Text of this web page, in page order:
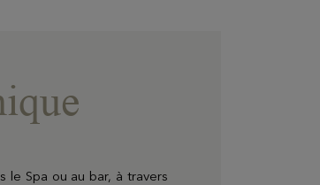
le Spa ou au bar, à travers